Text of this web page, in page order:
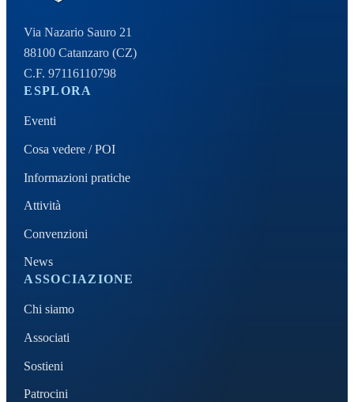
Via Nazario Sauro 21
88100 Catanzaro (CZ)
C.F. 97116110798
ESPLORA
Eventi
Cosa vedere / POI
Informazioni pratiche
Attività
Convenzioni
News
ASSOCIAZIONE
Chi siamo
Associati
Sostieni
Patrocini